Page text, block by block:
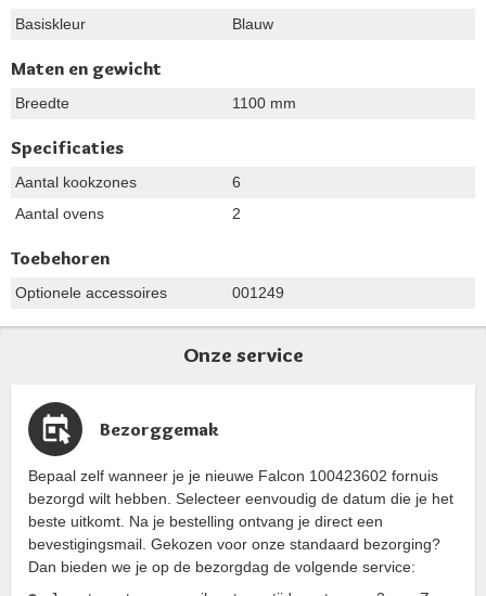
Basiskleur Blauw
Maten en gewicht
Breedte 1100 mm
Specificaties
Aantal kookzones
6
Aantal ovens
2
Toebehoren
Optionele accessoires 001249
Onze service
Bezorggemak
Bepaal zelf wanneer je je nieuwe Falcon 100423602 fornuis
bezorgd wilt hebben. Selecteer eenvoudig de datum die je het
beste uitkomt. Na je bestelling ontvang je direct een
bevestigingsmail. Gekozen voor onze standaard bezorging?
Dan bieden we je op de bezorgdag de volgende service: